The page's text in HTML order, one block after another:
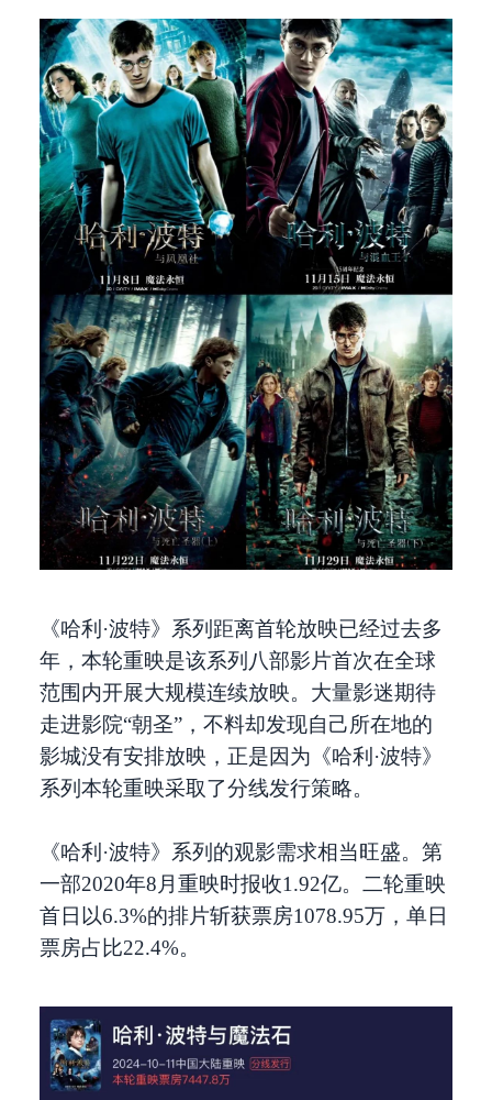
《哈利·波特》系列距离首轮放映已经过去多
年，本轮重映是该系列八部影片首次在全球
范围内开展大规模连续放映。大量影迷期待
走进影院“朝圣”，不料却发现自己所在地的
影城没有安排放映，正是因为《哈利·波特》
系列本轮重映采取了分线发行策略。
《哈利·波特》系列的观影需求相当旺盛。第
一部2020年8月重映时报收1.92亿。二轮重映
首日以6.3%的排片斩获票房1078.95万，单日
票房占比22.4%。